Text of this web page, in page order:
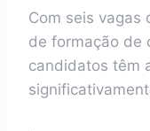
Com seis vagas
de formação de
candidatos têm